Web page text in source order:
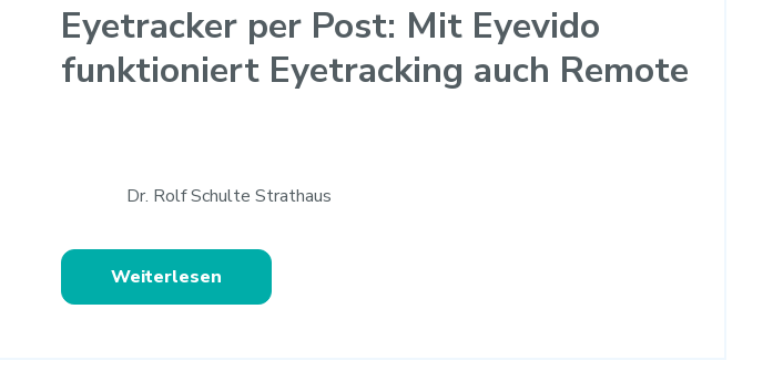
Eyetracker per Post: Mit Eyevido
funktioniert Eyetracking auch Remote
Dr. Rolf Schulte Strathaus
Weiterlesen